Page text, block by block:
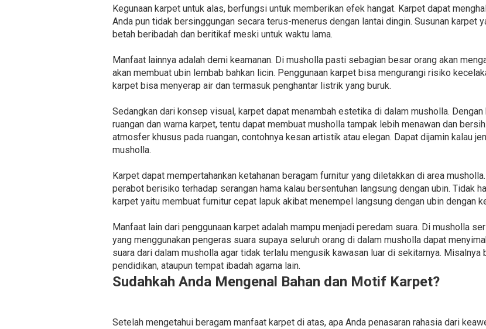
Kegunaan karpet untuk alas, berfungsi untuk memberikan efek hangat. Karpet dapat
Anda pun tidak bersinggungan secara terus-menerus dengan lantai dingin. Susunan karpet
betah beribadah dan beritikaf meski untuk waktu lama.
Manfaat lainnya adalah demi keamanan. Di musholla pasti sebagian besar orang akan
akan membuat ubin lembab bahkan licin. Penggunaan karpet bisa mengurangi risiko
karpet bisa menyerap air dan termasuk penghantar listrik yang buruk.
Sedangkan dari konsep visual, karpet dapat menambah estetika di dalam musholla.
ruangan dan warna karpet, tentu dapat membuat musholla tampak lebih menawan dan
atmosfer khusus pada ruangan, contohnya kesan artistik atau elegan. Dapat dijamin kalau
musholla.
Karpet dapat mempertahankan ketahanan beragam furnitur yang diletakkan di area
perabot berisiko terhadap serangan hama kalau bersentuhan langsung dengan ubin. Tidak
karpet yaitu membuat furnitur cepat lapuk akibat menempel langsung dengan ubin dengan
Manfaat lain dari penggunaan karpet adalah mampu menjadi peredam suara. Di musholla
yang menggunakan pengeras suara supaya seluruh orang di dalam musholla dapat
suara dari dalam musholla agar tidak terlalu mengusik kawasan luar di sekitarnya.
pendidikan, ataupun tempat ibadah agama lain.
Sudahkah Anda Mengenal Bahan dan Motif Karpet?
Setelah mengetahui beragam manfaat karpet di atas, apa Anda penasaran rahasia dari